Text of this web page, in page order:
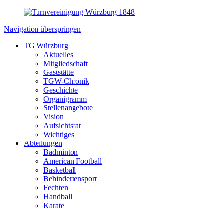
Navigation überspringen
TG Würzburg
Aktuelles
Mitgliedschaft
Gaststätte
TGW-Chronik
Geschichte
Organigramm
Stellenangebote
Vision
Aufsichtsrat
Wichtiges
Abteilungen
Badminton
American Football
Basketball
Behindertensport
Fechten
Handball
Karate